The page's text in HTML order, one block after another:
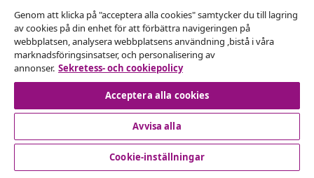
vidaXL
Upptäck mer
Genom att klicka på "acceptera alla cookies" samtycker du till lagring
av cookies på din enhet för att förbättra navigeringen på
webbplatsen, analysera webbplatsens användning ,bistå i våra
marknadsföringsinsatser, och personalisering av
annonser. Sekretess- och cookiepolicy
Acceptera alla cookies
Avvisa alla
Cookie-inställningar